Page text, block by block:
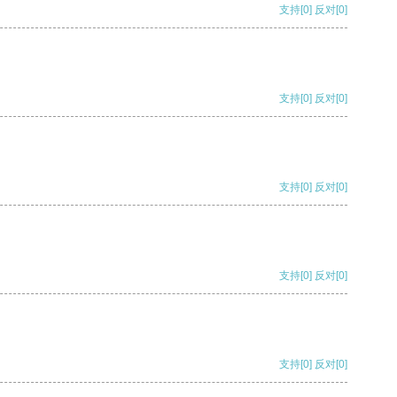
支持[0] 反对[0]
支持[0] 反对[0]
支持[0] 反对[0]
支持[0] 反对[0]
支持[0] 反对[0]